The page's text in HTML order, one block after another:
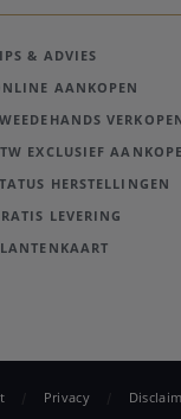
& ADVIES
AANKOPEN
EXCLUSIEF
HERSTELLINGEN
LEVERING
Privacy